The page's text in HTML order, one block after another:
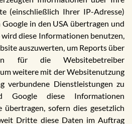
(einschließlich Ihrer IP-Adresse)
in den USA übertragen und
diese Informationen benutzen,
auszuwerten, um Reports über
für die Websitebetreiber
weitere mit der Websitenutzung
verbundene Dienstleistungen zu
Google diese Informationen
übertragen, sofern dies gesetzlich
Dritte diese Daten im Auftrag